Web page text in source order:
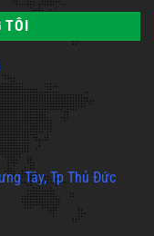
TÔI
Tây, Tp Thủ Đức